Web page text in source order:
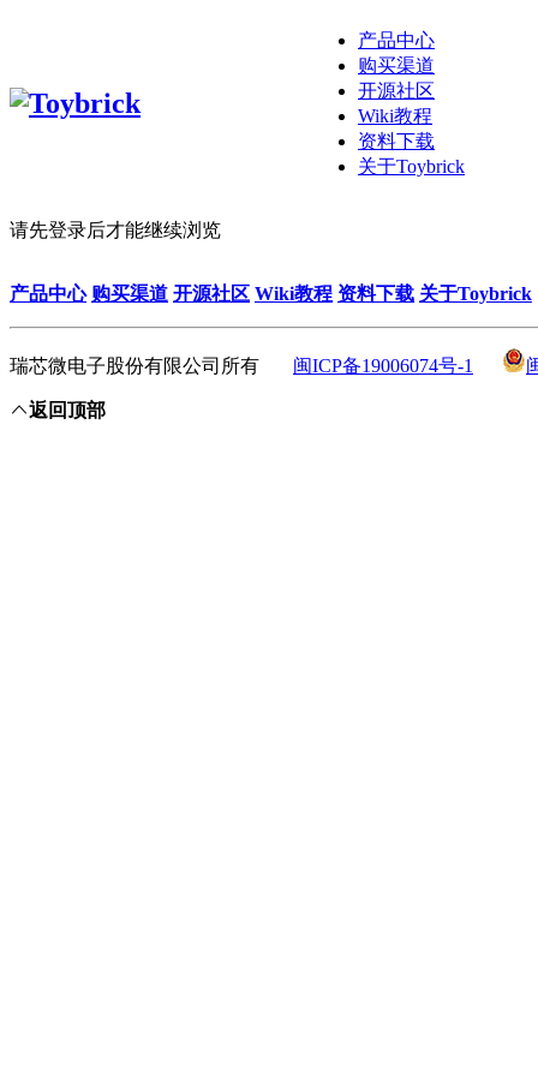
产品中心
购买渠道
开源社区
Wiki教程
资料下载
关于Toybrick
请先登录后才能继续浏览
产品中心 购买渠道 开源社区 Wiki教程 资料下载 关于Toybrick
瑞芯微电子股份有限公司所有 闽ICP备19006074号-1
返回顶部